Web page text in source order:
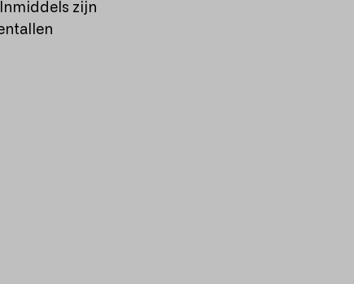
zijn